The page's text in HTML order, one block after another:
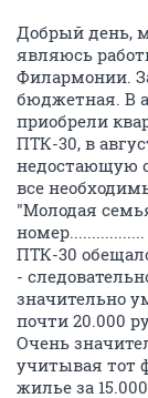
Добрый день,
являюсь
Филармонии.
бюджетная. В
приобрели
ПТК-30, в
недостающую
все
"Молодая
ПТК-30
-
значительно
почти 20.000
Очень
учитывая тот
жилье за